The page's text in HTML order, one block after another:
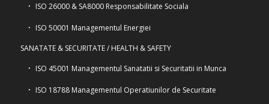
ISO 26000 & SA8000 Responsabilitate Sociala
ISO 50001 Managementul Energiei
SANATATE & SECURITATE / HEALTH & SAFETY
ISO 45001 Managementul Sanatatii si Securitatii in Munca
ISO 18788 Managementul Operatiunilor de Securitate